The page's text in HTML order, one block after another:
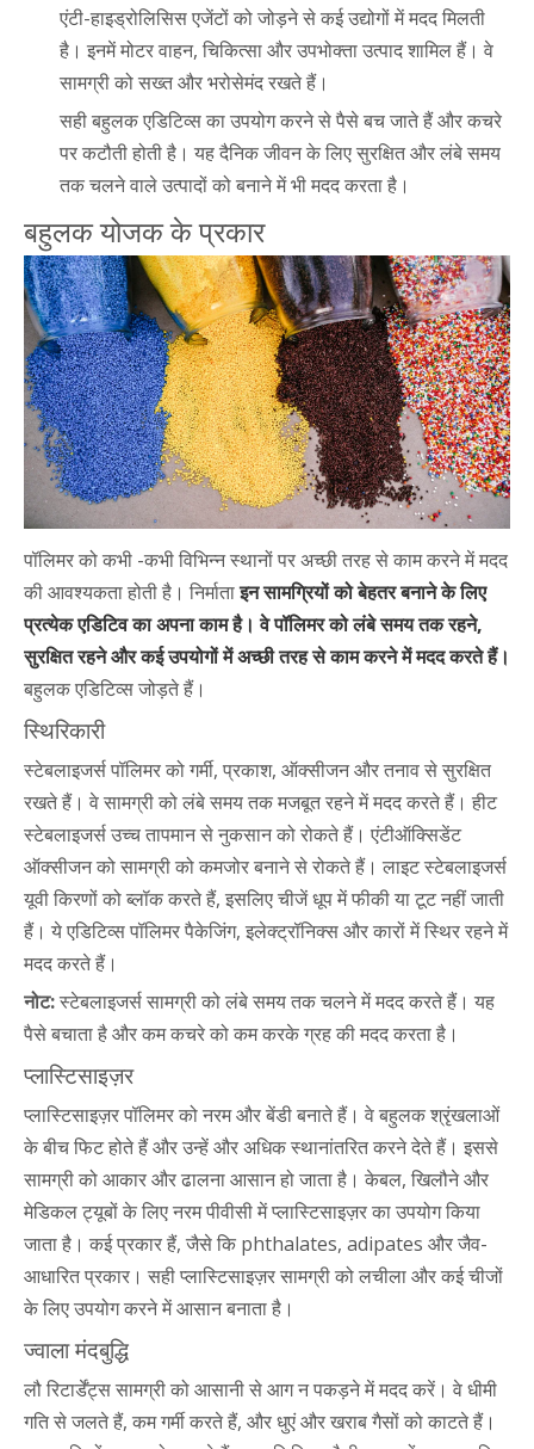
एंटी-हाइड्रोलिसिस एजेंटों को जोड़ने से कई उद्योगों में मदद मिलती
है। इनमें मोटर वाहन, चिकित्सा और उपभोक्ता उत्पाद शामिल हैं। वे
सामग्री को सख्त और भरोसेमंद रखते हैं।
सही बहुलक एडिटिव्स का उपयोग करने से पैसे बच जाते हैं और कचरे
पर कटौती होती है। यह दैनिक जीवन के लिए सुरक्षित और लंबे समय
तक चलने वाले उत्पादों को बनाने में भी मदद करता है।
बहुलक योजक के प्रकार
पॉलिमर को कभी -कभी विभिन्न स्थानों पर अच्छी तरह से काम करने में मदद
की आवश्यकता होती है। निर्माताइन सामग्रियों को बेहतर बनाने के लिए
प्रत्येक एडिटिव का अपना काम है। वे पॉलिमर को लंबे समय तक रहने,
सुरक्षित रहने और कई उपयोगों में अच्छी तरह से काम करने में मदद करते हैं।
बहुलक एडिटिव्स जोड़ते हैं।
स्थिरिकारी
स्टेबलाइजर्स पॉलिमर को गर्मी, प्रकाश, ऑक्सीजन और तनाव से सुरक्षित
रखते हैं। वे सामग्री को लंबे समय तक मजबूत रहने में मदद करते हैं। हीट
स्टेबलाइजर्स उच्च तापमान से नुकसान को रोकते हैं। एंटीऑक्सिडेंट
ऑक्सीजन को सामग्री को कमजोर बनाने से रोकते हैं। लाइट स्टेबलाइजर्स
यूवी किरणों को ब्लॉक करते हैं, इसलिए चीजें धूप में फीकी या टूट नहीं जाती
हैं। ये एडिटिव्स पॉलिमर पैकेजिंग, इलेक्ट्रॉनिक्स और कारों में स्थिर रहने में
मदद करते हैं।
नोट:स्टेबलाइजर्स सामग्री को लंबे समय तक चलने में मदद करते हैं। यह
पैसे बचाता है और कम कचरे को कम करके ग्रह की मदद करता है।
प्लास्टिसाइज़र
प्लास्टिसाइज़र पॉलिमर को नरम और बेंडी बनाते हैं। वे बहुलक श्रृंखलाओं
के बीच फिट होते हैं और उन्हें और अधिक स्थानांतरित करने देते हैं। इससे
सामग्री को आकार और ढालना आसान हो जाता है। केबल, खिलौने और
मेडिकल ट्यूबों के लिए नरम पीवीसी में प्लास्टिसाइज़र का उपयोग किया
जाता है। कई प्रकार हैं, जैसे कि phthalates, adipates और जैव-
आधारित प्रकार। सही प्लास्टिसाइज़र सामग्री को लचीला और कई चीजों
के लिए उपयोग करने में आसान बनाता है।
ज्वाला मंदबुद्धि
लौ रिटार्डेंट्स सामग्री को आसानी से आग न पकड़ने में मदद करें। वे धीमी
गति से जलते हैं, कम गर्मी करते हैं, और धुएं और खराब गैसों को काटते हैं।